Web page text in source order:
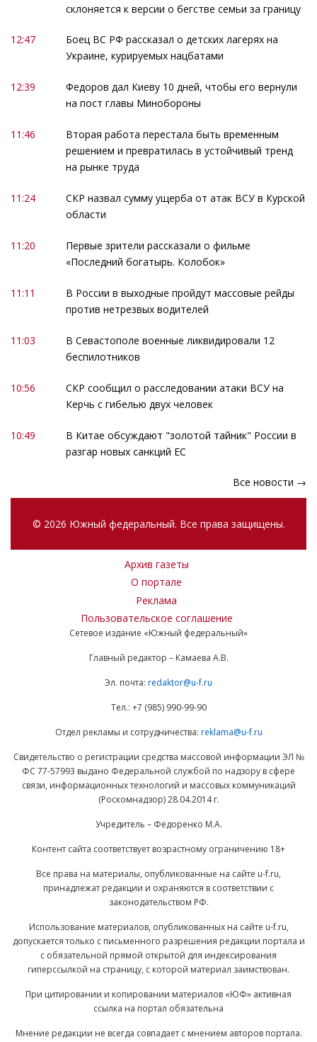
склоняется к версии о бегстве семьи за границу
12:47
Боец ВС РФ рассказал о детских лагерях на
Украине, курируемых нацбатами
12:39
Федоров дал Киеву 10 дней, чтобы его вернули
на пост главы Минобороны
11:46
Вторая работа перестала быть временным
решением и превратилась в устойчивый тренд
на рынке труда
11:24
СКР назвал сумму ущерба от атак ВСУ в Курской
области
11:20
Первые зрители рассказали о фильме
«Последний богатырь. Колобок»
11:11
В России в выходные пройдут массовые рейды
против нетрезвых водителей
11:03
В Севастополе военные ликвидировали 12
беспилотников
10:56
СКР сообщил о расследовании атаки ВСУ на
Керчь с гибелью двух человек
10:49
В Китае обсуждают "золотой тайник" России в
разгар новых санкций ЕС
Все новости →
© 2026 Южный федеральный. Все права защищены.
Архив газеты
О портале
Реклама
Пользовательское соглашение
Сетевое издание «Южный федеральный»
Главный редактор – Камаева А.В.
Эл. почта: redaktor@u-f.ru
Тел.: +7 (985) 990-99-90
Отдел рекламы и сотрудничества: reklama@u-f.ru
Свидетельство о регистрации средства массовой информации ЭЛ №
ФС 77-57993 выдано Федеральной службой по надзору в сфере
связи, информационных технологий и массовых коммуникаций
(Роскомнадзор) 28.04.2014 г.
Учредитель – Федоренко М.А.
Контент сайта соответствует возрастному ограничению 18+
Все права на материалы, опубликованные на сайте u-f.ru,
принадлежат редакции и охраняются в соответствии с
законодательством РФ.
Использование материалов, опубликованных на сайте u-f.ru,
допускается только с письменного разрешения редакции портала и
с обязательной прямой открытой для индексирования
гиперссылкой на страницу, с которой материал заимствован.
При цитировании и копировании материалов «ЮФ» активная
ссылка на портал обязательна
Мнение редакции не всегда совпадает с мнением авторов портала.